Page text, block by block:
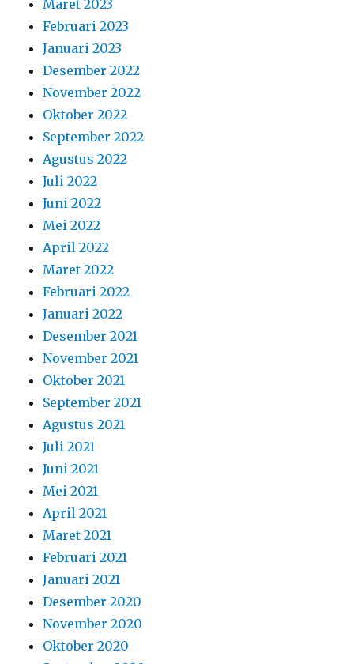
April 2022
Maret 2022
Februari 2022
Januari 2022
Desember 2021
November 2021
Oktober 2021
September 2021
Agustus 2021
Juli 2021
Juni 2021
Mei 2021
April 2021
Maret 2021
Februari 2021
Januari 2021
Desember 2020
November 2020
Oktober 2020
September 2020
Agustus 2020
Juli 2020
Juni 2020
Mei 2020
April 2020
Maret 2020
Februari 2020
Januari 2020
Desember 2019
November 2019